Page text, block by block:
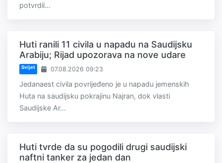
potvrdil...
Huti ranili 11 civila u napadu na Saudijsku
Arabiju; Rijad upozorava na nove udare
Svijet 07.08.2026 09:23
Jedanaest civila povrijeđeno je u napadu jemenskih
Huta na saudijsku pokrajinu Najran, dok vlasti
Saudijske Ar...
Huti tvrde da su pogodili drugi saudijski
naftni tanker za jedan dan